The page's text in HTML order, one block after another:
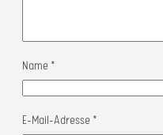
Name *
E-Mail-Adresse *